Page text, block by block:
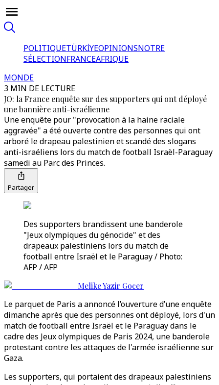
POLITIQUETÜRKİYEOPINIONSNOTRE
SÉLECTIONFRANCEAFRIQUE
MONDE
3 MIN DE LECTURE
JO: la France enquête sur des supporters qui ont déployé
une bannière anti-israélienne
Une enquête pour "provocation à la haine raciale
aggravée" a été ouverte contre des personnes qui ont
arboré le drapeau palestinien et scandé des slogans
anti-israéliens lors du match de football Israël-Paraguay
samedi au Parc des Princes.
Partager
Des supporters brandissent une banderole
"Jeux olympiques du génocide" et des
drapeaux palestiniens lors du match de
football entre Israël et le Paraguay / Photo:
AFP / AFP
Melike Yazir Gocer
Le parquet de Paris a annoncé l’ouverture d’une enquête
dimanche après que des personnes ont déployé, lors d'un
match de football entre Israël et le Paraguay dans le
cadre des Jeux olympiques de Paris 2024, une banderole
protestant contre les attaques de l'armée israélienne sur
Gaza.
Les supporters, qui portaient des drapeaux palestiniens